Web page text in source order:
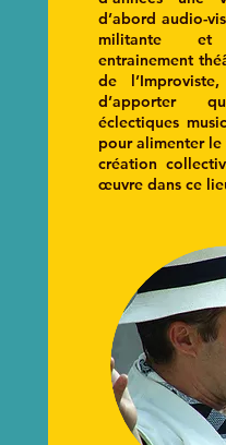
d’abord audio-
militante
entrainement
de
d’apporter
éclectiques
pour alimenter
création
œuvre dans ce